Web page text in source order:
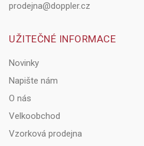
prodejna@doppler.cz
UŽITEČNÉ INFORMACE
Novinky
Napište nám
O nás
Velkoobchod
Vzorková prodejna